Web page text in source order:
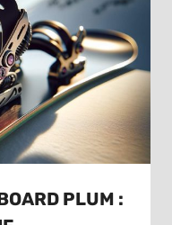
PLUM :